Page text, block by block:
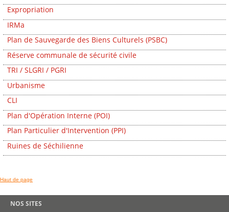
Expropriation
IRMa
Plan de Sauvegarde des Biens Culturels (PSBC)
Réserve communale de sécurité civile
TRI / SLGRI / PGRI
Urbanisme
CLI
Plan d'Opération Interne (POI)
Plan Particulier d'Intervention (PPI)
Ruines de Séchilienne
Haut de page
NOS SITES